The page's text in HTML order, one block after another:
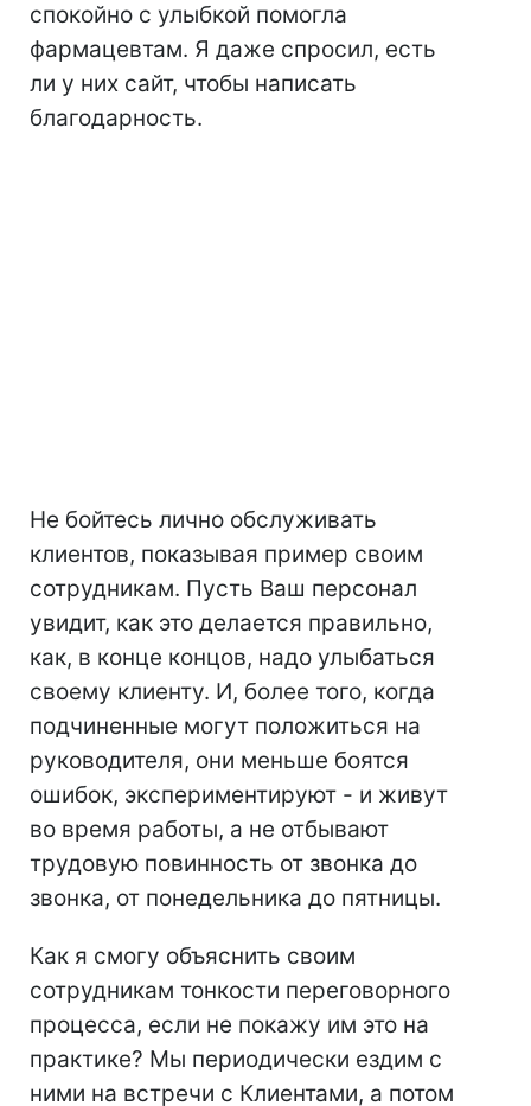
спокойно с улыбкой помогла
фармацевтам. Я даже спросил, есть
ли у них сайт, чтобы написать
благодарность.
Не бойтесь лично обслуживать
клиентов, показывая пример своим
сотрудникам. Пусть Ваш персонал
увидит, как это делается правильно,
как, в конце концов, надо улыбаться
своему клиенту. И, более того, когда
подчиненные могут положиться на
руководителя, они меньше боятся
ошибок, экспериментируют - и живут
во время работы, а не отбывают
трудовую повинность от звонка до
звонка, от понедельника до пятницы.
Как я смогу объяснить своим
сотрудникам тонкости переговорного
процесса, если не покажу им это на
практике? Мы периодически ездим с
ними на встречи с Клиентами, а потом